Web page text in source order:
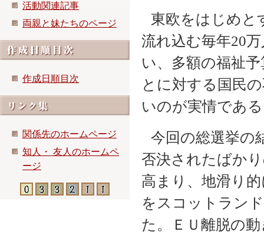
活動関連記事
両親と妹たちのページ
作成日順目次
関係先のホームページ
知人・ 友人のホームペ
ージ
東欧をはじめと
流れ込む毎年20
い、多額の福祉
とに対する国民
いのが実情であ
今回の総選挙の
否決されたばか
高まり、地滑り
をスコットラン
た。ＥＵ離脱の